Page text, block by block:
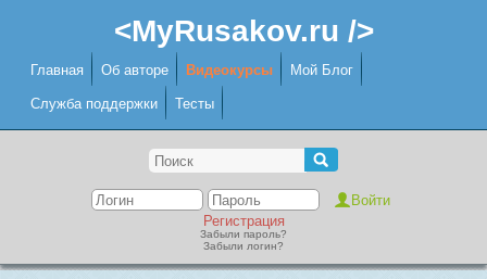
<MyRusakov.ru />
Главная Об авторе Видеокурсы Мой Блог
Служба поддержки Тесты
Регистрация
Забыли пароль?
Забыли логин?